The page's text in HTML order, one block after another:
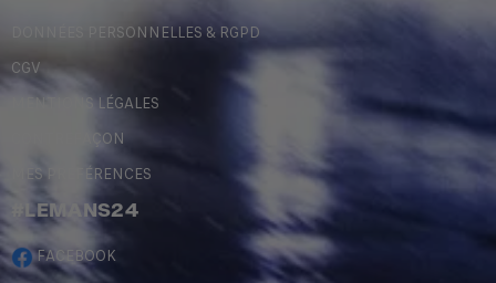
DONNÉES PERSONNELLES & RGPD
CGV
MENTIONS LÉGALES
CONTREFAÇON
MES PRÉFÉRENCES
#LEMANS24
FACEBOOK